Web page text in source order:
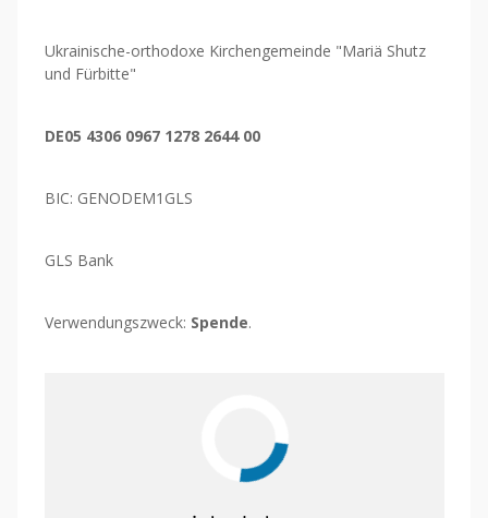
Ukrainische-orthodoxe Kirchengemeinde "Mariä Shutz
und Fürbitte"
DE05 4306 0967 1278 2644 00
BIC: GENODEM1GLS
GLS Bank
Verwendungszweck: Spende.